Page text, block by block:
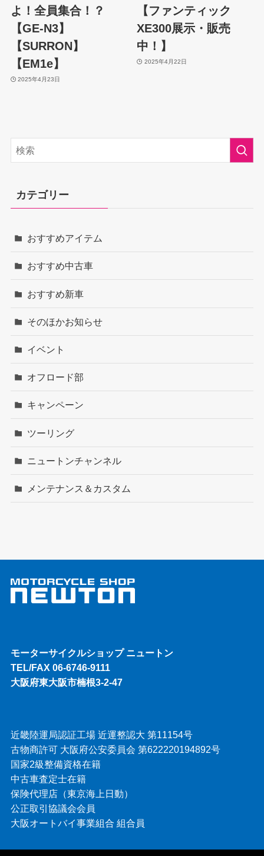
よ！全員集合！？
【GE-N3】
【SURRON】
【EM1e】
2025年4月23日
【ファンティック
XE300展示・販売
中！】
2025年4月22日
カテゴリー
おすすめアイテム
おすすめ中古車
おすすめ新車
そのほかお知らせ
イベント
オフロード部
キャンペーン
ツーリング
ニュートンチャンネル
メンテナンス＆カスタム
モーターサイクルショップ ニュートン
TEL/FAX 06-6746-9111
大阪府東大阪市楠根3-2-47
近畿陸運局認証工場 近運整認大 第11154号
古物商許可 大阪府公安委員会 第622220194892号
国家2級整備資格在籍
中古車査定士在籍
保険代理店（東京海上日動）
公正取引協議会会員
大阪オートバイ事業組合 組合員